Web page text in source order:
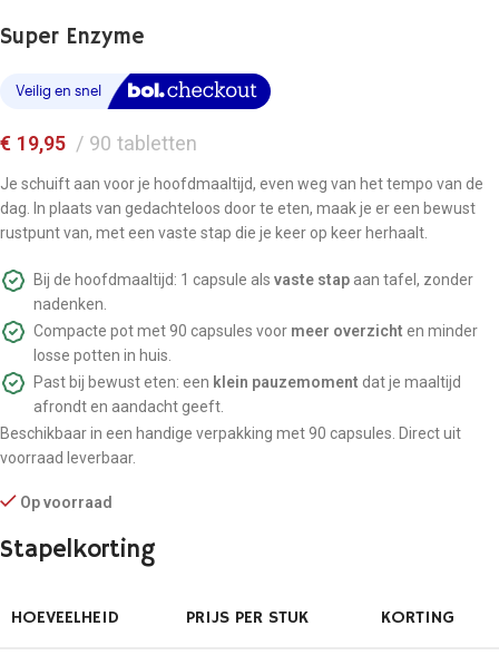
Super Enzyme
€ 19,95 90 tabletten
Je schuift aan voor je hoofdmaaltijd, even weg van het tempo van de
dag. In plaats van gedachteloos door te eten, maak je er een bewust
rustpunt van, met een vaste stap die je keer op keer herhaalt.
Bij de hoofdmaaltijd: 1 capsule als vaste stapaan tafel, zonder
nadenken.
Compacte pot met 90 capsules voor meer overzicht en minder
losse potten in huis.
Past bij bewust eten: een klein pauzemoment dat je maaltijd
afrondt en aandacht geeft.
Beschikbaar in een handige verpakking met 90 capsules. Direct uit
voorraad leverbaar.
Op voorraad
Stapelkorting
HOEVEELHEID PRIJS PER STUK KORTING